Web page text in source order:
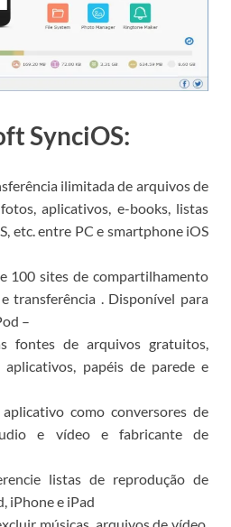
SynciOS:
ilimitada de arquivos de
aplicativos, e-books, listas
etc. entre PC e smartphone iOS
100 sites de compartilhamento
transferência . Disponível para
–
fontes de arquivos gratuitos,
aplicativos, papéis de parede e
como conversores de
e vídeo e fabricante de
listas de reprodução de
iPhone e iPad